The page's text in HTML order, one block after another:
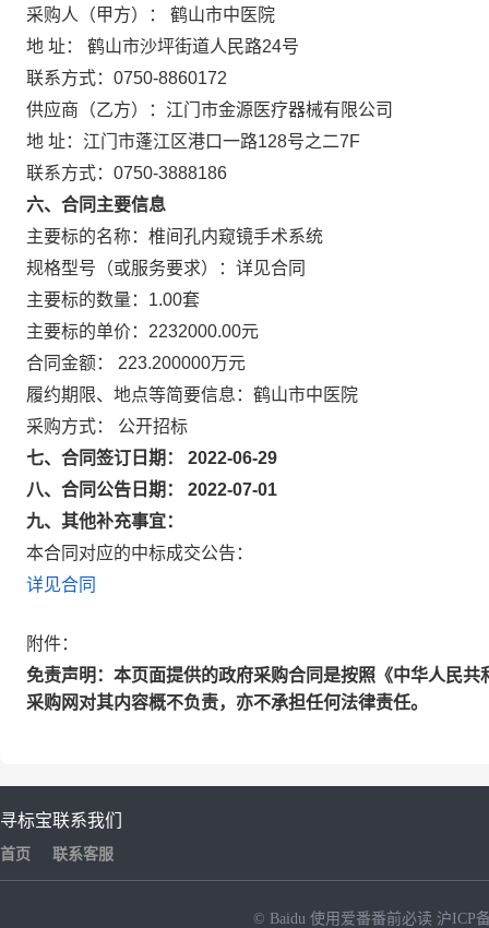
采购人（甲方）： 鹤山市中医院
地 址： 鹤山市沙坪街道人民路24号
联系方式：0750-8860172
供应商（乙方）：江门市金源医疗器械有限公司
地 址：江门市蓬江区港口一路128号之二7F
联系方式：0750-3888186
六、合同主要信息
主要标的名称：椎间孔内窥镜手术系统
规格型号（或服务要求）：详见合同
主要标的数量：1.00套
主要标的单价：2232000.00元
合同金额： 223.200000万元
履约期限、地点等简要信息：鹤山市中医院
采购方式： 公开招标
七、合同签订日期： 2022-06-29
八、合同公告日期： 2022-07-01
九、其他补充事宜：
本合同对应的中标成交公告：
详见合同
附件：
免责声明：本页面提供的政府采购合同是按照《中华人民
采购网对其内容概不负责，亦不承担任何法律责任。
寻标宝
首页
联系我们
联系客服
© Baidu 使用爱番番前必读 沪ICP